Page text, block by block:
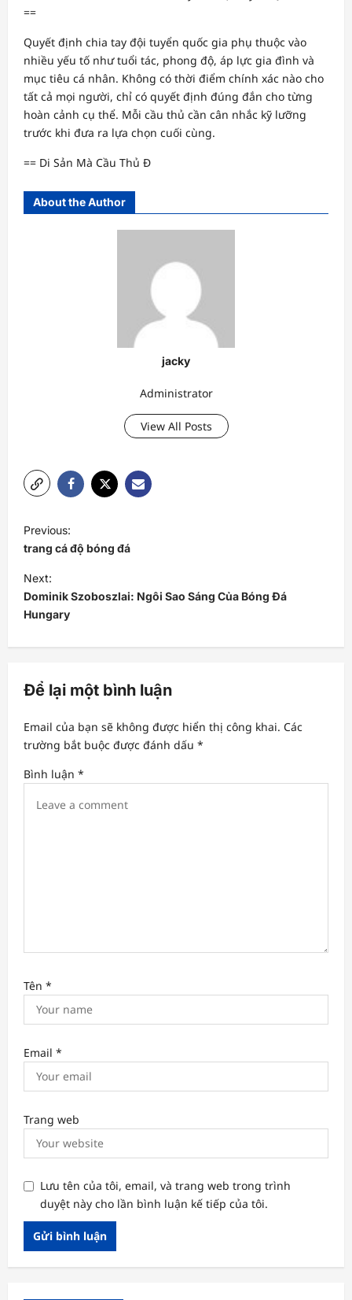
==
Quyết định chia tay đội tuyển quốc gia phụ thuộc vào
nhiều yếu tố như tuổi tác, phong độ, áp lực gia đình và
mục tiêu cá nhân. Không có thời điểm chính xác nào cho
tất cả mọi người, chỉ có quyết định đúng đắn cho từng
hoàn cảnh cụ thể. Mỗi cầu thủ cần cân nhắc kỹ lưỡng
trước khi đưa ra lựa chọn cuối cùng.
== Di Sản Mà Cầu Thủ Đ
About the Author
jacky
Administrator
View All Posts
o
s
t
n
a
i
a
i
Previous:
trang cá độ bóng đá
Next:
Dominik Szoboszlai: Ngôi Sao Sáng Của Bóng Đá
Hungary
Để lại một bình luận
Email của bạn sẽ không được hiển thị công khai. Các
trường bắt buộc được đánh dấu *
Bình luận *
Tên *
Email *
Trang web
Lưu tên của tôi, email, và trang web trong trình
duyệt này cho lần bình luận kế tiếp của tôi.